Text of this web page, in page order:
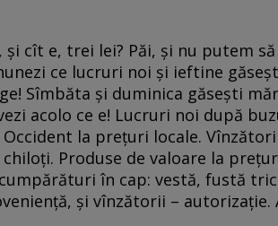
şi cît e, trei lei? Păi, şi nu putem
ce lucruri noi şi ieftine
Sîmbăta şi duminica găseşti
acolo ce e! Lucruri noi după
la preţuri locale.
chiloţi. Produse de valoare la
în cap: vestă, fustă
şi vînzătorii – autorizaţie.